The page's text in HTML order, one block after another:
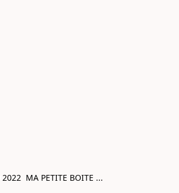
MA PETITE BOITE ...